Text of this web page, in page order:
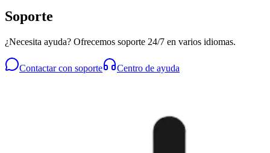
Soporte
¿Necesita ayuda? Ofrecemos soporte 24/7 en varios idiomas.
Contactar con soporte Centro de ayuda